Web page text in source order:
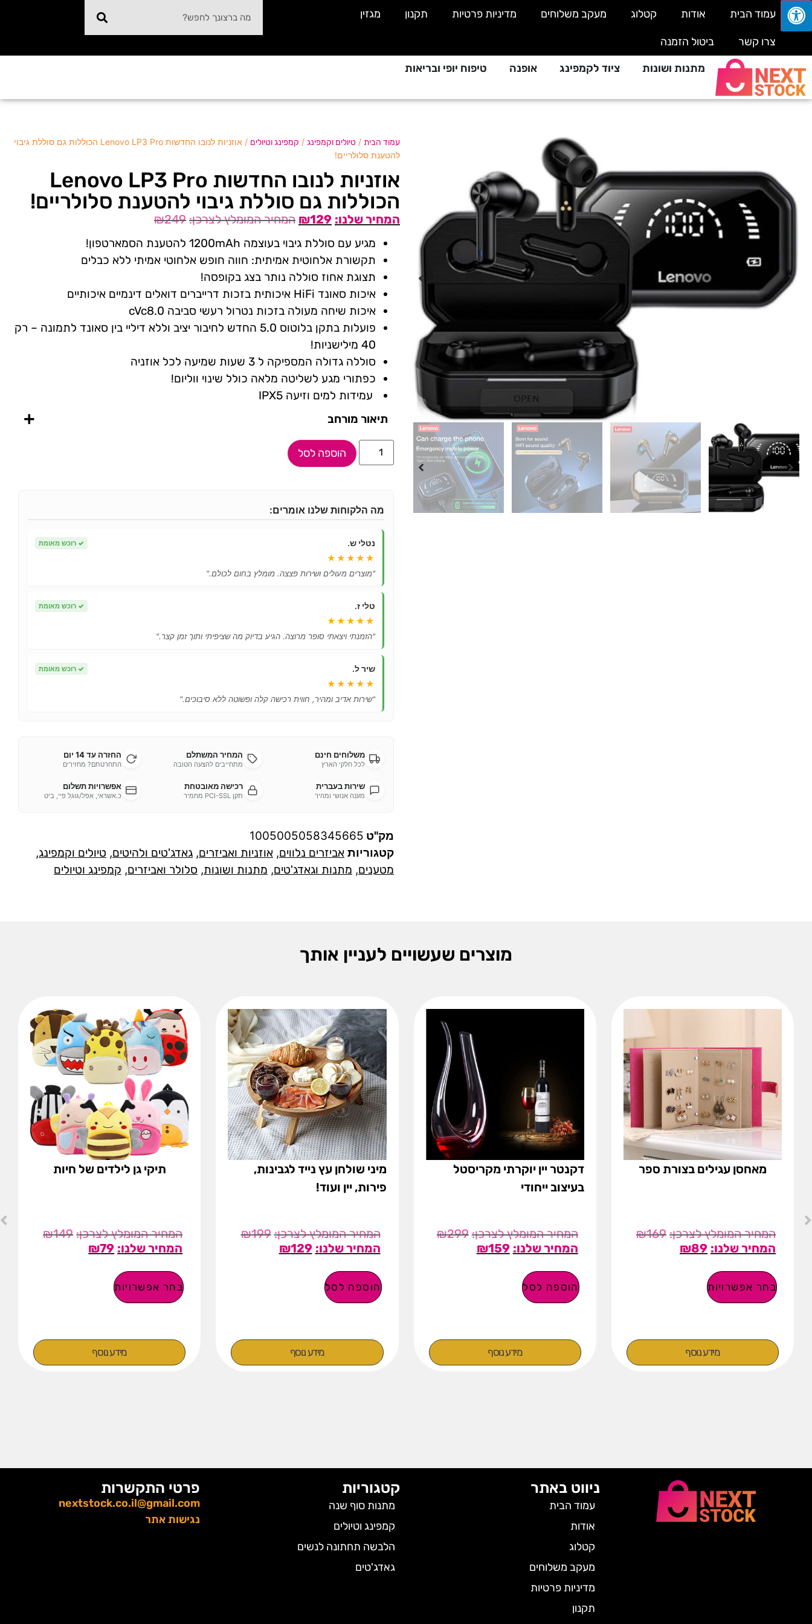
עמוד הבית אודות קטלוג מעקב משלוחים מדיניות פרטיות תקנון מגזין
צרו קשר
ביטול הזמנה
מתנות ושונות
ציוד לקמפינג אופנה טיפוח יופי ובריאות
עמוד הבית / טיולים וקמפינג / קמפינג וטיולים
/ אוזניות לנובו החדשות Lenovo LP3 Pro הכוללות גם סוללת גיבוי
להטענת סלולריים!
אוזניות לנובו החדשות Lenovo LP3 Pro
הכוללות גם סוללת גיבוי להטענת סלולריים!
₪249 ₪129
מגיע עם סוללת גיבוי בעוצמה 1200mAh להטענת הסמארטפון!
תקשורת אלחוטית אמיתית: חווה חופש אלחוטי אמיתי ללא כבלים
תצוגת אחוז סוללה נותר בצג בקופסה!
איכות סאונד HiFi איכותית בזכות דרייברים דואלים דינמיים איכותיים
איכות שיחה מעולה בזכות נטרול רעשי סביבה cVc8.0
פועלות בתקן בלוטוס 5.0 החדש לחיבור יציב וללא דיליי בין סאונד לתמונה – רק
40 מילישניות!
סוללה גדולה המספיקה ל 3 שעות שמיעה לכל אוזניה
כפתורי מגע לשליטה מלאה כולל שינוי ווליום!
עמידות למים וזיעה IPX5
תיאור מורחב
הוספה לסל
מה הלקוחות שלנו אומרים:
נטלי ש. ✓ רוכש מאומת
★★★★★
"מוצרים מעולים ושירות פצצה. מומלץ בחום לכולם."
טלי ז. ✓ רוכש מאומת
★★★★★
"הזמנתי ויצאתי סופר מרוצה. הגיע בדיוק מה שציפיתי ותוך זמן קצר."
שיר ל. ✓ רוכש מאומת
★★★★★
"שירות אדיב ומהיר, חווית רכישה קלה ופשוטה ללא סיבוכים."
משלוחים חינם
לכל חלקי הארץ
המחיר המשתלם
מתחייבים להצעה הטובה
החזרה עד 14 יום
התחרטתם? מחזירים
שירות בעברית
מענה אנושי ומהיר
רכישה מאובטחת
תקן PCI-SSL מחמיר
אפשרויות תשלום
כ.אשראי, אפל/גוגל פיי, ביט
מק"ט 1005005058345665
קטגוריות אביזרים נלווים, אוזניות ואביזרים, גאדג'טים ולהיטים, טיולים וקמפינג,
מטענים, מתנות וגאדג'טים, מתנות ושונות, סלולר ואביזרים, קמפינג וטיולים
מוצרים שעשויים לעניין אותך
מאחסן עגילים בצורת ספר
₪169
₪89
בחר אפשרויות
מידע נוסף
דקנטר יין יוקרתי מקריסטל
בעיצוב ייחודי
₪299
₪159
הוספה לסל
מידע נוסף
מיני שולחן עץ נייד לגבינות,
פירות, יין ועוד!
₪199
₪129
הוספה לסל
מידע נוסף
תיקי גן לילדים של חיות
₪149
₪79
בחר אפשרויות
מידע נוסף
ניווט באתר
עמוד הבית
אודות
קטלוג
מעקב משלוחים
מדיניות פרטיות
תקנון
קטגוריות
מתנות סוף שנה
קמפינג וטיולים
הלבשה תחתונה לנשים
גאדג'טים
פרטי התקשרות
nextstock.co.il@gmail.com
נגישות אתר